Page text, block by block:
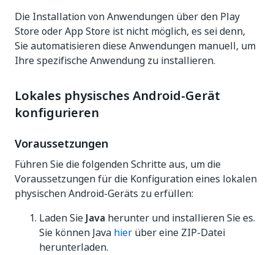
Die Installation von Anwendungen über den Play
Store oder App Store ist nicht möglich, es sei denn,
Sie automatisieren diese Anwendungen manuell, um
Ihre spezifische Anwendung zu installieren.
Lokales physisches Android-Gerät
konfigurieren
Voraussetzungen
Führen Sie die folgenden Schritte aus, um die
Voraussetzungen für die Konfiguration eines lokalen
physischen Android-Geräts zu erfüllen:
Laden SieJava herunter und installieren Sie es.
Sie können Java hier über eine ZIP-Datei
herunterladen.